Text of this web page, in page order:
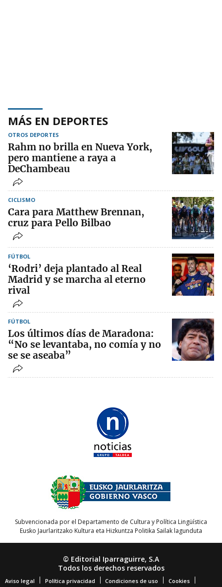
MÁS EN DEPORTES
OTROS DEPORTES
Rahm no brilla en Nueva York,
pero mantiene a raya a
DeChambeau
CICLISMO
Cara para Matthew Brennan,
cruz para Pello Bilbao
FÚTBOL
‘Rodri’ deja plantado al Real
Madrid y se marcha al eterno
rival
FÚTBOL
Los últimos días de Maradona:
“No se levantaba, no comía y no
se se aseaba”
Subvencionada por el Departamento de Cultura y Política Lingüística
Eusko Jaurlaritzako Kultura eta Hizkuntza Politika Sailak lagunduta
© Editorial Iparraguirre, S.A
Todos los derechos reservados
Aviso legal Política privacidad Condiciones de uso Cookies